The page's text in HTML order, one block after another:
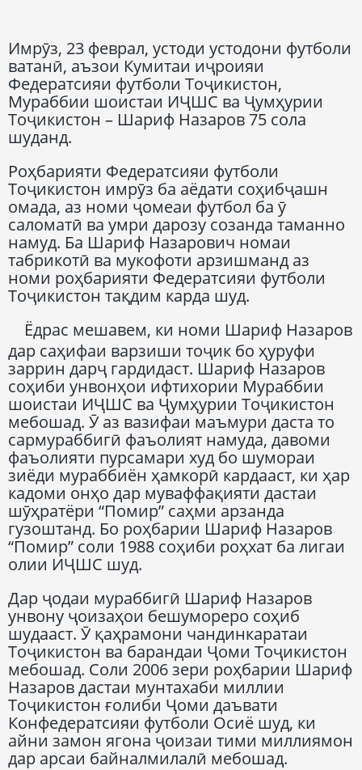
Имрӯз, 23 феврал, устоди устодони футболи
ватанӣ, аъзои Кумитаи иҷроияи
Федератсияи футболи Тоҷикистон,
Мураббии шоистаи ИҶШС ва Ҷумҳурии
Тоҷикистон – Шариф Назаров 75 сола
шуданд.
Роҳбарияти Федератсияи футболи
Тоҷикистон имрӯз ба аёдати соҳибҷашн
омада, аз номи ҷомеаи футбол ба ӯ
саломатӣ ва умри дарозу созанда таманно
намуд. Ба Шариф Назарович номаи
табрикотӣ ва мукофоти арзишманд аз
номи роҳбарияти Федератсияи футболи
Тоҷикистон тақдим карда шуд.
Ёдрас мешавем, ки номи Шариф Назаров
дар саҳифаи варзиши тоҷик бо ҳуруфи
заррин дарҷ гардидаст. Шариф Назаров
соҳиби унвонҳои ифтихории Мураббии
шоистаи ИҶШС ва Ҷумҳурии Тоҷикистон
мебошад. Ӯ аз вазифаи маъмури даста то
сармураббигӣ фаъолият намуда, давоми
фаъолияти пурсамари худ бо шумораи
зиёди мураббиён ҳамкорӣ кардааст, ки ҳар
кадоми онҳо дар муваффақияти дастаи
шӯҳратёри “Помир” саҳми арзанда
гузоштанд. Бо роҳбарии Шариф Назаров
“Помир” соли 1988 соҳиби роҳхат ба лигаи
олии ИҶШС шуд.
Дар ҷодаи мураббигӣ Шариф Назаров
унвону ҷоизаҳои бешумореро соҳиб
шудааст. Ӯ қаҳрамони чандинкаратаи
Тоҷикистон ва барандаи Ҷоми Тоҷикистон
мебошад. Соли 2006 зери роҳбарии Шариф
Назаров дастаи мунтахаби миллии
Тоҷикистон ғолиби Ҷоми даъвати
Конфедератсияи футболи Осиё шуд, ки
айни замон ягона ҷоизаи тими миллиямон
дар арсаи байналмилалӣ мебошад.